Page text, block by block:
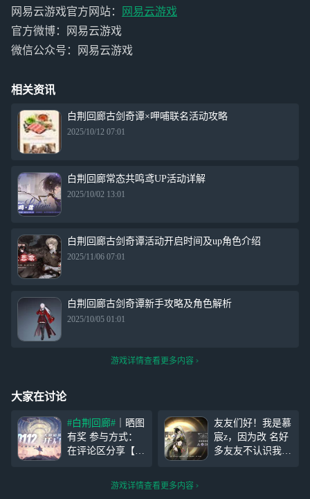
网易云游戏官方网站：
网易云游戏
官方微博：网易云游戏
微信公众号：网易云游戏
相关资讯
白荆回廊古剑奇谭×呷哺联名活动攻略
2025/10/12 07:01
白荆回廊常态共鸣鸢UP活动详解
2025/10/02 13:01
白荆回廊古剑奇谭活动开启时间及up角色介绍
2025/11/06 07:01
白荆回廊古剑奇谭新手攻略及角色解析
2025/10/05 01:01
游戏详情查看更多内容
大家在讨论
#白荆回廊# ｜晒图
有奖 参与方式：
在评论区分享【手
截图】
即视为参与成功；
友友们好！我是慕
宸z，因为改 名好
多友友不认识我
游戏详情查看更多内容